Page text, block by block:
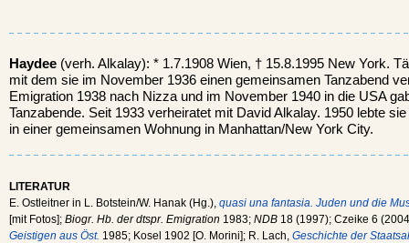
Haydee (verh. Alkalay): * 1.7.1908 Wien, † 15.8.1995 New York.
mit dem sie im November 1936 einen gemeinsamen Tanzabend
Emigration 1938 nach Nizza und im November 1940 in die USA
Tanzabende. Seit 1933 verheiratet mit David Alkalay. 1950 lebte
in einer gemeinsamen Wohnung in Manhattan/New York City.
LITERATUR
E. Ostleitner in L. Botstein/W. Hanak (Hg.), quasi una fantasia. Juden und die
[mit Fotos]; Biogr. Hb. der dtspr. Emigration 1983; NDB 18 (1997); Czeike 6
Geistigen aus Öst. 1985; Kosel 1902 [O. Morini]; R. Lach, Geschichte der